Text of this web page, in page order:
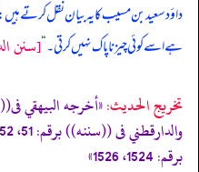
داؤد سعید بن مسیب کا یہ بیان نقل کرتے ہیں:
ہے اسے کوئی چیز ناپاک نہیں کرتی۔“[سنن
تخریج الحدیث:
برقم: 1524، 1526»